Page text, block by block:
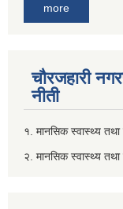
more
चौरजहारी
नीती
१. मानसिक स्वास्थ्य तथा
२. मानसिक स्वास्थ्य तथा